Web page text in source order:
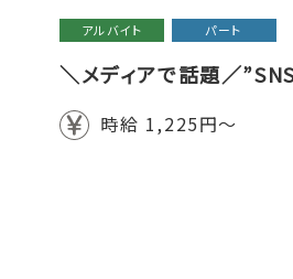
アルバイト パート
＼メディアで話題／
時給 1,225円～